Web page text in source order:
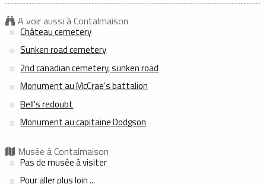
A voir aussi à Contalmaison
Château cemetery
Sunken road cemetery
2nd canadian cemetery, sunken road
Monument au McCrae's battalion
Bell's redoubt
Monument au capitaine Dodgson
Musée à Contalmaison
Pas de musée à visiter
Pour aller plus loin ...